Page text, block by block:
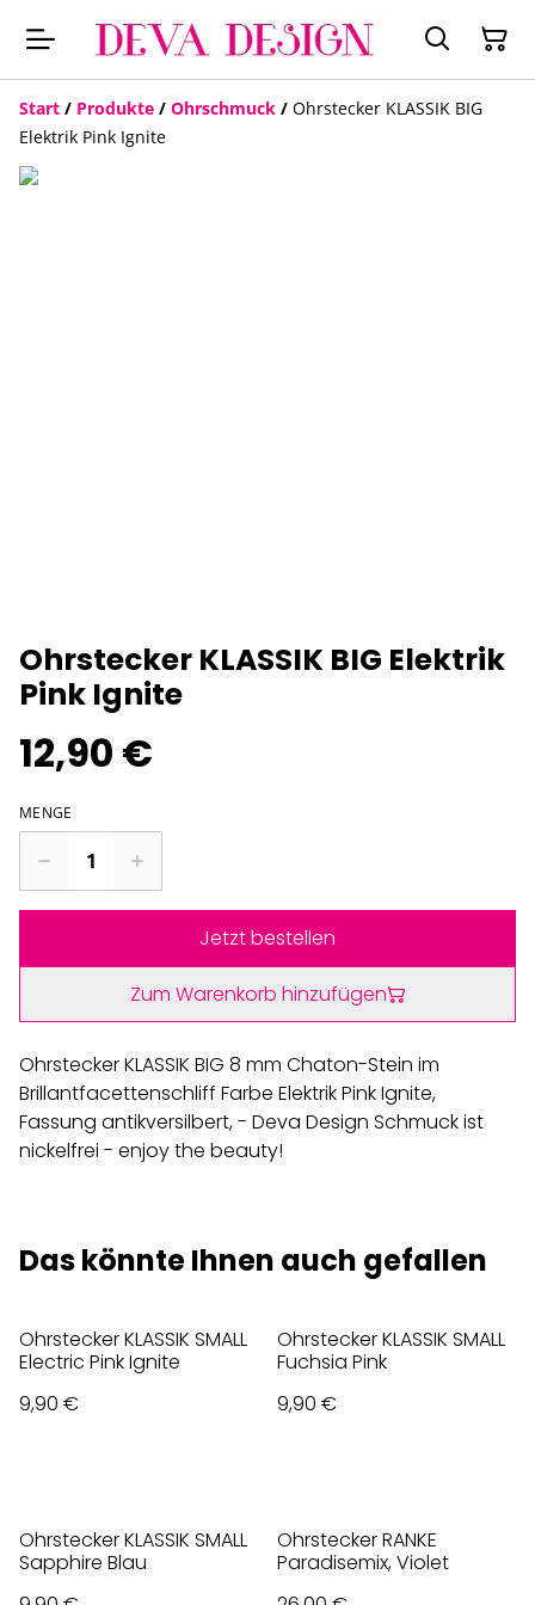
Start / Produkte / Ohrschmuck / Ohrstecker KLASSIK BIG
Elektrik Pink Ignite
Ohrstecker KLASSIK BIG Elektrik
Pink Ignite
12,90 €
MENGE
Jetzt bestellen
Zum Warenkorb hinzufügen
Ohrstecker KLASSIK BIG 8 mm Chaton-Stein im
Brillantfacettenschliff Farbe Elektrik Pink Ignite,
Fassung antikversilbert, - Deva Design Schmuck ist
nickelfrei - enjoy the beauty!
Das könnte Ihnen auch gefallen
Ohrstecker KLASSIK SMALL
Electric Pink Ignite
9,90 €
Ohrstecker KLASSIK SMALL
Fuchsia Pink
9,90 €
Ohrstecker KLASSIK SMALL
Sapphire Blau
Ohrstecker RANKE
Paradisemix, Violet